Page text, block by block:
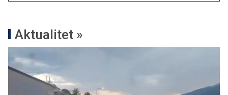
Aktualitet »